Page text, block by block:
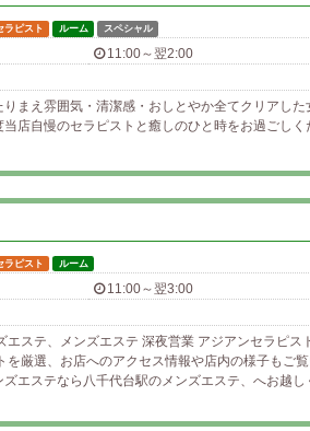
ラピスト ルーム スペシャル
11:00～翌2:00
まえ雰囲気・清潔感・おしとやか全てクリアした
店自慢のセラピストと癒しのひと時をお過ごしく
ラピスト ルーム
11:00～翌3:00
エステ、メンズエステ 深夜営業 アジアンセラピス
を厳選、お店へのアクセス情報や店内の様子もご
エステなら八千代台駅のメンズエステ、へお越し